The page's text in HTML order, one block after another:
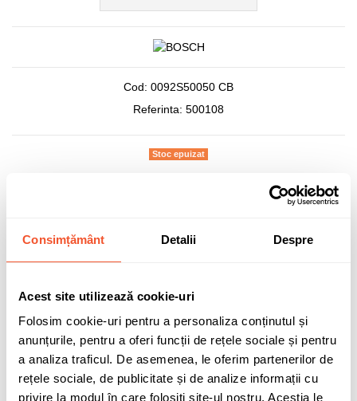
Consimțământ Detalii Despre
Acest site utilizează cookie-uri
Folosim cookie-uri pentru a personaliza conținutul și
anunțurile, pentru a oferi funcții de rețele sociale și pentru
a analiza traficul. De asemenea, le oferim partenerilor de
rețele sociale, de publicitate și de analize informații cu
privire la modul în care folosiți site-ul nostru. Aceștia le
Cod: 0092S50050 CB
Referinta: 500108
Stoc epuizat
Adaugă în coș
compatibilitate-SMF027